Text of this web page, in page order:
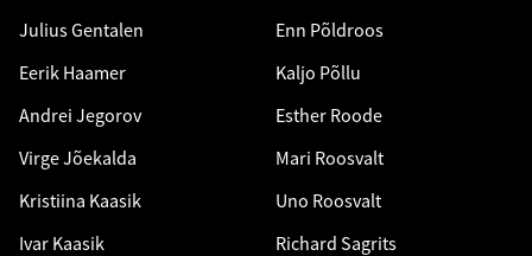
Julius Gentalen
Eerik Haamer
Andrei Jegorov
Virge Jõekalda
Kristiina Kaasik
Ivar Kaasik
Enn Põldroos
Kaljo Põllu
Esther Roode
Mari Roosvalt
Uno Roosvalt
Richard Sagrits